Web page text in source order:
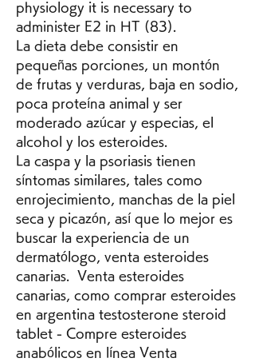
physiology it is necessary to
administer E2 in HT (83).
La dieta debe consistir en
pequeñas porciones, un montón
de frutas y verduras, baja en sodio,
poca proteína animal y ser
moderado azúcar y especias, el
alcohol y los esteroides.
La caspa y la psoriasis tienen
síntomas similares, tales como
enrojecimiento, manchas de la piel
seca y picazón, así que lo mejor es
buscar la experiencia de un
dermatólogo, venta esteroides
canarias.  Venta esteroides
canarias, como comprar esteroides
en argentina testosterone steroid
tablet - Compre esteroides
anabólicos en línea Venta